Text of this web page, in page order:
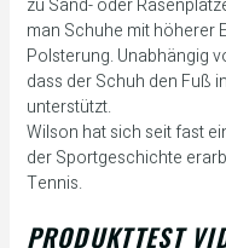
man Schuhe mit höherer
Polsterung. Unabhängig
dass der Schuh den Fuß
unterstützt.
Wilson hat sich seit fast
der Sportgeschichte
Tennis.
PRODUKTTEST